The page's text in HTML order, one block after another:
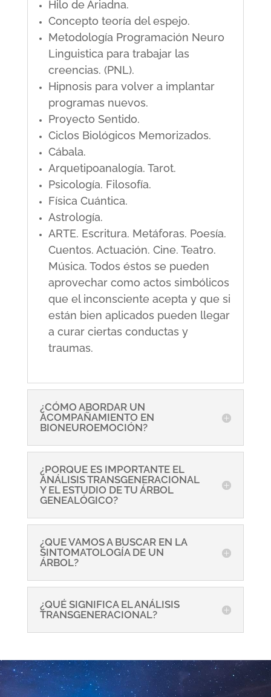
Hilo de Ariadna.
Concepto teoría del espejo.
Metodología Programación Neuro
Linguistica para trabajar las
creencias. (PNL).
Hipnosis para volver a implantar
programas nuevos.
Proyecto Sentido.
Ciclos Biológicos Memorizados.
Cábala.
Arquetipoanalogía. Tarot.
Psicología. Filosofía.
Física Cuántica.
Astrología.
ARTE. Escritura. Metáforas. Poesía.
Cuentos. Actuación. Cine. Teatro.
Música. Todos éstos se pueden
aprovechar como actos simbólicos
que el inconsciente acepta y que si
están bien aplicados pueden llegar
a curar ciertas conductas y
traumas.
¿CÓMO ABORDAR UN
ACOMPAÑAMIENTO EN
BIONEUROEMOCIÓN?
¿PORQUE ES IMPORTANTE EL
ANÁLISIS TRANSGENERACIONAL
Y EL ESTUDIO DE TU ÁRBOL
GENEALÓGICO?
¿QUE VAMOS A BUSCAR EN LA
SINTOMATOLOGÍA DE UN
ÁRBOL?
¿QUÉ SIGNIFICA EL ANÁLISIS
TRANSGENERACIONAL?